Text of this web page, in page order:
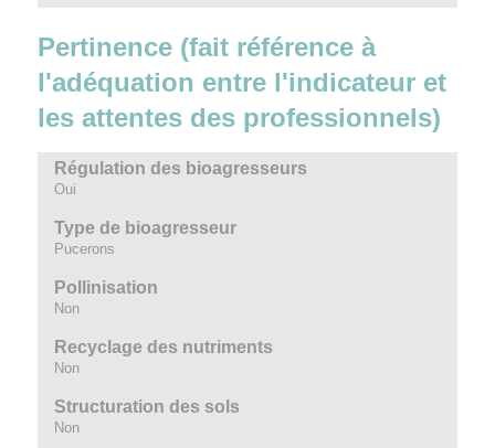
Pertinence (fait référence à
l'adéquation entre l'indicateur et
les attentes des professionnels)
Régulation des bioagresseurs
Oui
Type de bioagresseur
Pucerons
Pollinisation
Non
Recyclage des nutriments
Non
Structuration des sols
Non